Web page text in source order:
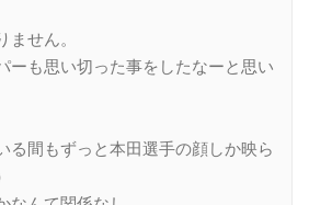
せん。
ーも思い切った事をしたなーと思い
る間もずっと本田選手の顔しか映ら